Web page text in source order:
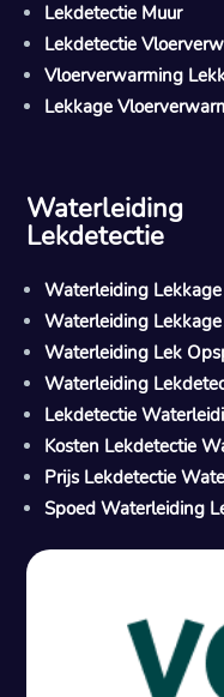
Geen lekkage? Geen
Vast tarief
Lekdetectie Muur
Lekdetectie
Vloerverwarming
Lekkage
Waterleiding
Lekdetectie
Waterleiding Lekkage
Waterleiding
Waterleiding Lek
Waterleiding
Lekdetectie
Kosten Lekdetectie
Prijs Lekdetectie
Spoed Waterleiding